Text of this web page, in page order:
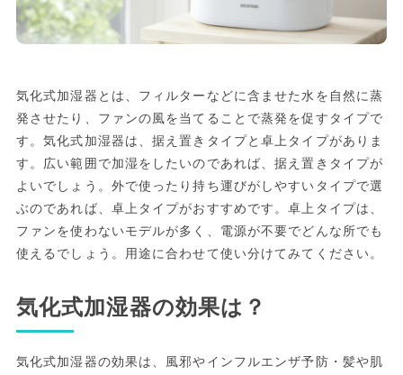
気化式加湿器とは、フィルターなどに含ませた水を自然に蒸
発させたり、ファンの風を当てることで蒸発を促すタイプで
す。気化式加湿器は、据え置きタイプと卓上タイプがありま
す。広い範囲で加湿をしたいのであれば、据え置きタイプが
よいでしょう。外で使ったり持ち運びがしやすいタイプで選
ぶのであれば、卓上タイプがおすすめです。卓上タイプは、
ファンを使わないモデルが多く、電源が不要でどんな所でも
使えるでしょう。用途に合わせて使い分けてみてください。
気化式加湿器の効果は？
気化式加湿器の効果は、風邪やインフルエンザ予防・髪や肌